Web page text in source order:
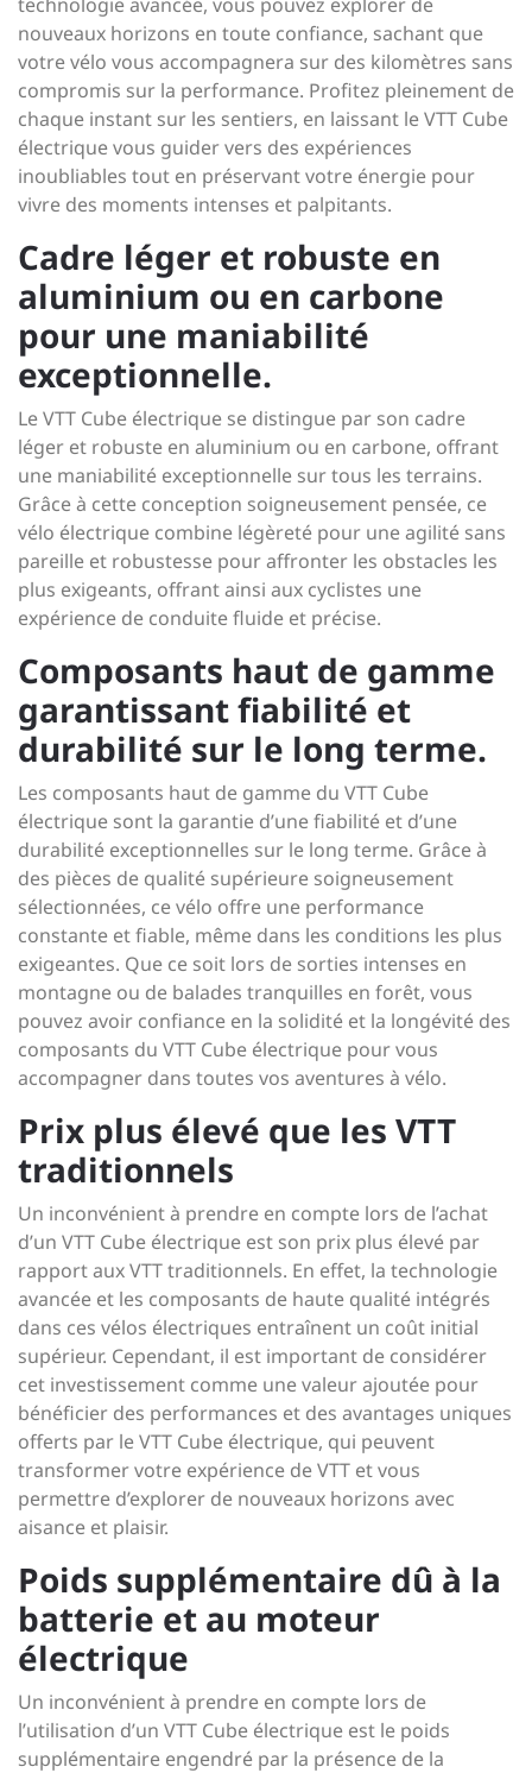
nouveaux horizons en toute confiance, sachant que
votre vélo vous accompagnera sur des kilomètres sans
compromis sur la performance. Profitez pleinement de
chaque instant sur les sentiers, en laissant le VTT Cube
électrique vous guider vers des expériences
inoubliables tout en préservant votre énergie pour
vivre des moments intenses et palpitants.
Cadre léger et robuste en
aluminium ou en carbone
pour une maniabilité
exceptionnelle.
Le VTT Cube électrique se distingue par son cadre
léger et robuste en aluminium ou en carbone, offrant
une maniabilité exceptionnelle sur tous les terrains.
Grâce à cette conception soigneusement pensée, ce
vélo électrique combine légèreté pour une agilité sans
pareille et robustesse pour affronter les obstacles les
plus exigeants, offrant ainsi aux cyclistes une
expérience de conduite fluide et précise.
Composants haut de gamme
garantissant fiabilité et
durabilité sur le long terme.
Les composants haut de gamme du VTT Cube
électrique sont la garantie d’une fiabilité et d’une
durabilité exceptionnelles sur le long terme. Grâce à
des pièces de qualité supérieure soigneusement
sélectionnées, ce vélo offre une performance
constante et fiable, même dans les conditions les plus
exigeantes. Que ce soit lors de sorties intenses en
montagne ou de balades tranquilles en forêt, vous
pouvez avoir confiance en la solidité et la longévité des
composants du VTT Cube électrique pour vous
accompagner dans toutes vos aventures à vélo.
Prix plus élevé que les VTT
traditionnels
Un inconvénient à prendre en compte lors de l’achat
d’un VTT Cube électrique est son prix plus élevé par
rapport aux VTT traditionnels. En effet, la technologie
avancée et les composants de haute qualité intégrés
dans ces vélos électriques entraînent un coût initial
supérieur. Cependant, il est important de considérer
cet investissement comme une valeur ajoutée pour
bénéficier des performances et des avantages uniques
offerts par le VTT Cube électrique, qui peuvent
transformer votre expérience de VTT et vous
permettre d’explorer de nouveaux horizons avec
aisance et plaisir.
Poids supplémentaire dû à la
batterie et au moteur
électrique
Un inconvénient à prendre en compte lors de
l’utilisation d’un VTT Cube électrique est le poids
supplémentaire engendré par la présence de la